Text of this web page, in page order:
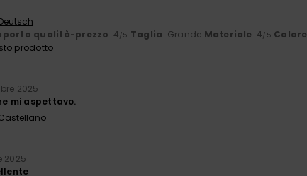
qualità-prezzo: 4/5 Taglia: Grande Materiale: 4/5 Colore
prodotto
2025
mi aspettavo.
2025